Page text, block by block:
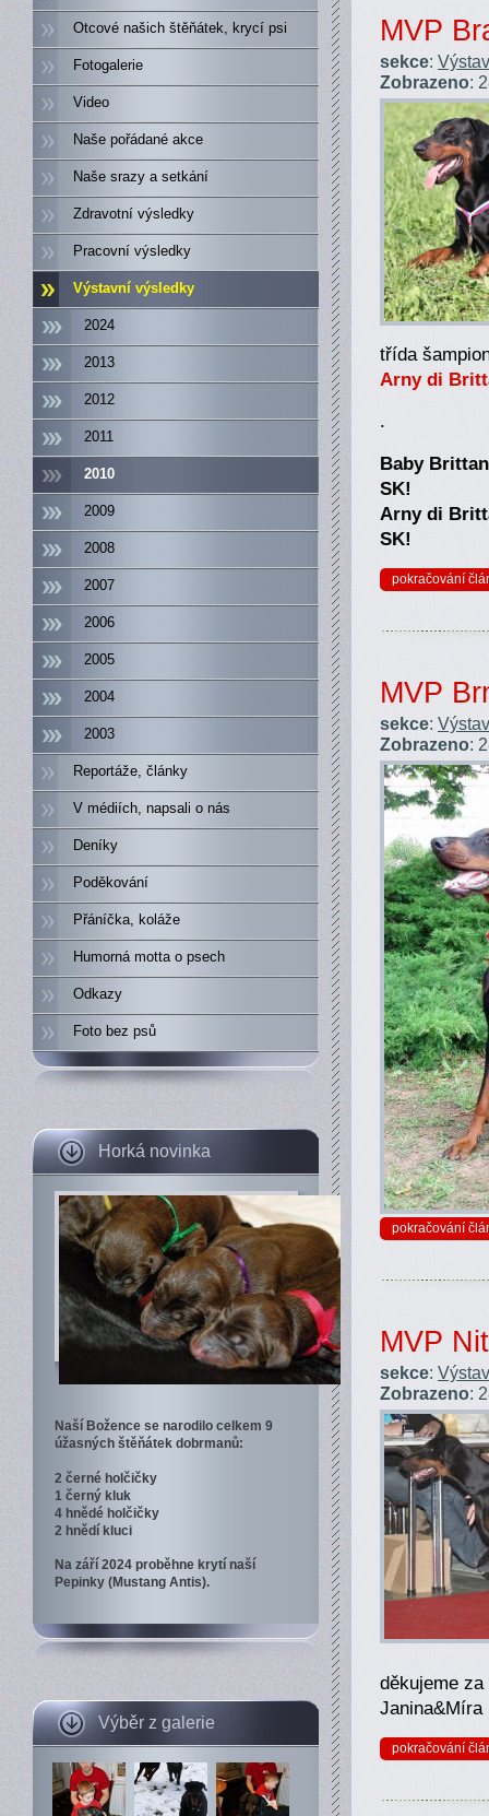
Otcové našich štěňátek, krycí psi
Fotogalerie
Video
Naše pořádané akce
Naše srazy a setkání
Zdravotní výsledky
Pracovní výsledky
Výstavní výsledky
2024
2013
2012
2011
2010
2009
2008
2007
2006
2005
2004
2003
Reportáže, články
V médiích, napsali o nás
Deníky
Poděkování
Přáníčka, koláže
Humorná motta o psech
Odkazy
Foto bez psů
Horká novinka
Naší Božence se narodilo celkem 9
úžasných štěňátek dobrmanů:
2 černé holčičky
1 černý kluk
4 hnědé holčičky
2 hnědí kluci
Na září 2024 proběhne krytí naší
Pepinky (Mustang Antis).
Výběr z galerie
MVP
sekce:
Zobrazeno:
třída
Arny di
.
Baby
SK!
Arny di
SK!
pokračování
MVP
sekce:
Zobrazeno:
pokračování
MVP
sekce:
Zobrazeno:
děkujeme
Janina&Míra
pokračování